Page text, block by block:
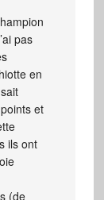
pas
en
et
ils ont
(de